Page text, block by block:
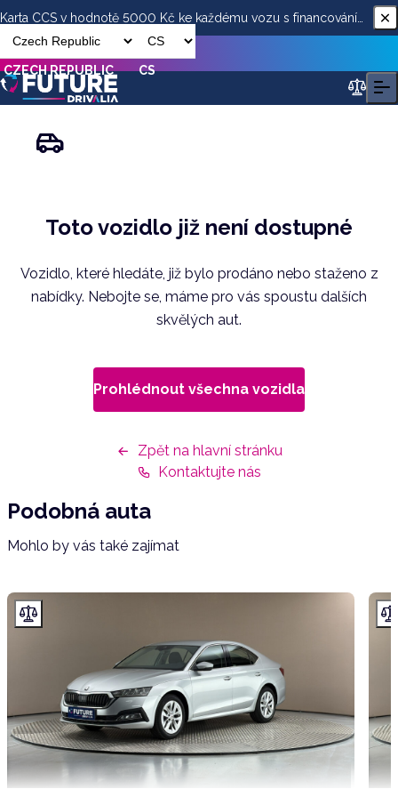
Karta CCS v hodnotě 5000 Kč ke každému vozu s financováním
od ESSOX
CZECH REPUBLIC CS
Toto vozidlo již není dostupné
Vozidlo, které hledáte, již bylo prodáno nebo staženo z
nabídky. Nebojte se, máme pro vás spoustu dalších
skvělých aut.
Prohlédnout všechna vozidla
Zpět na hlavní stránku
Kontaktujte nás
Podobná auta
Mohlo by vás také zajímat